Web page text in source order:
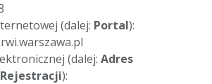
(dalej: Portal):
(dalej: Adres
):